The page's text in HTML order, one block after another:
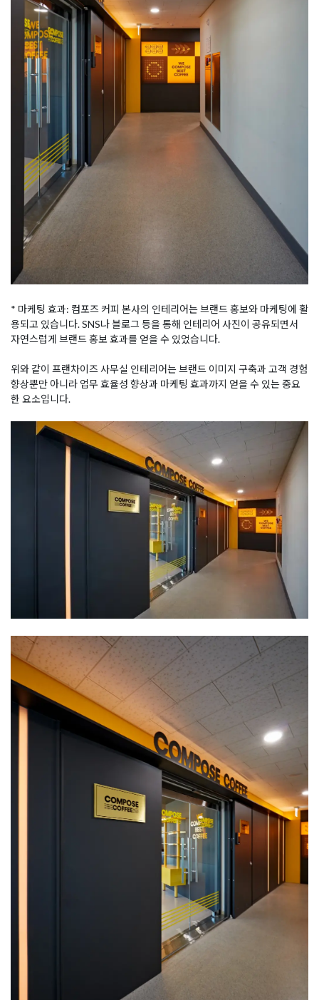
* 마케팅 효과: 컴포즈 커피 본사의 인테리어는 브랜드 홍보와 마케팅에 활
용되고 있습니다. SNS나 블로그 등을 통해 인테리어 사진이 공유되면서
자연스럽게 브랜드 홍보 효과를 얻을 수 있었습니다.
위와 같이 프랜차이즈 사무실 인테리어는 브랜드 이미지 구축과 고객 경험
향상뿐만 아니라 업무 효율성 향상과 마케팅 효과까지 얻을 수 있는 중요
한 요소입니다.